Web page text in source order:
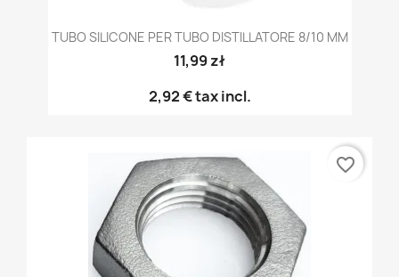
TUBO SILICONE PER TUBO DISTILLATORE 8/10 MM
11,99 zł
2,92 €tax incl.
favorite_border